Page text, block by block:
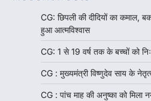
CG: छिपली की दीदियों का
हुआ आत्मविश्वास
CG: 1 से 19 वर्ष तक के बच्चों को
CG : मुख्यमंत्री विष्णुदेव साय के
CG : पांच माह की अनुष्का को मिला